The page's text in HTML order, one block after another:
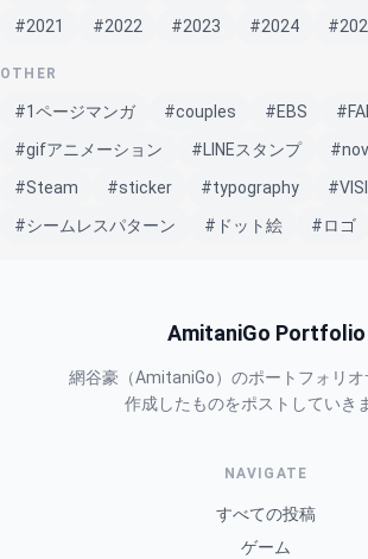
#2021
#2022 #2023 #2024
OTHER
#1ページマンガ #couples #EBS
#gifアニメーション
#LINEスタンプ
#Steam
#sticker #typography
#シームレスパターン
#ドット絵 #ロゴ
AmitaniGo Portfolio
網谷豪（AmitaniGo）のポートフォリオ
作成したものをポストしていき
NAVIGATE
すべての投稿
ゲーム